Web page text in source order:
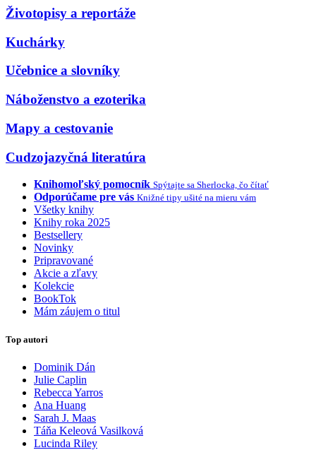
Životopisy a reportáže
Kuchárky
Učebnice a slovníky
Náboženstvo a ezoterika
Mapy a cestovanie
Cudzojazyčná literatúra
Knihomoľský pomocník Spýtajte sa Sherlocka, čo čítať
Odporúčame pre vás Knižné tipy ušité na mieru vám
Všetky knihy
Knihy roka 2025
Bestsellery
Novinky
Pripravované
Akcie a zľavy
Kolekcie
BookTok
Mám záujem o titul
Top autori
Dominik Dán
Julie Caplin
Rebecca Yarros
Ana Huang
Sarah J. Maas
Táňa Keleová Vasilková
Lucinda Riley